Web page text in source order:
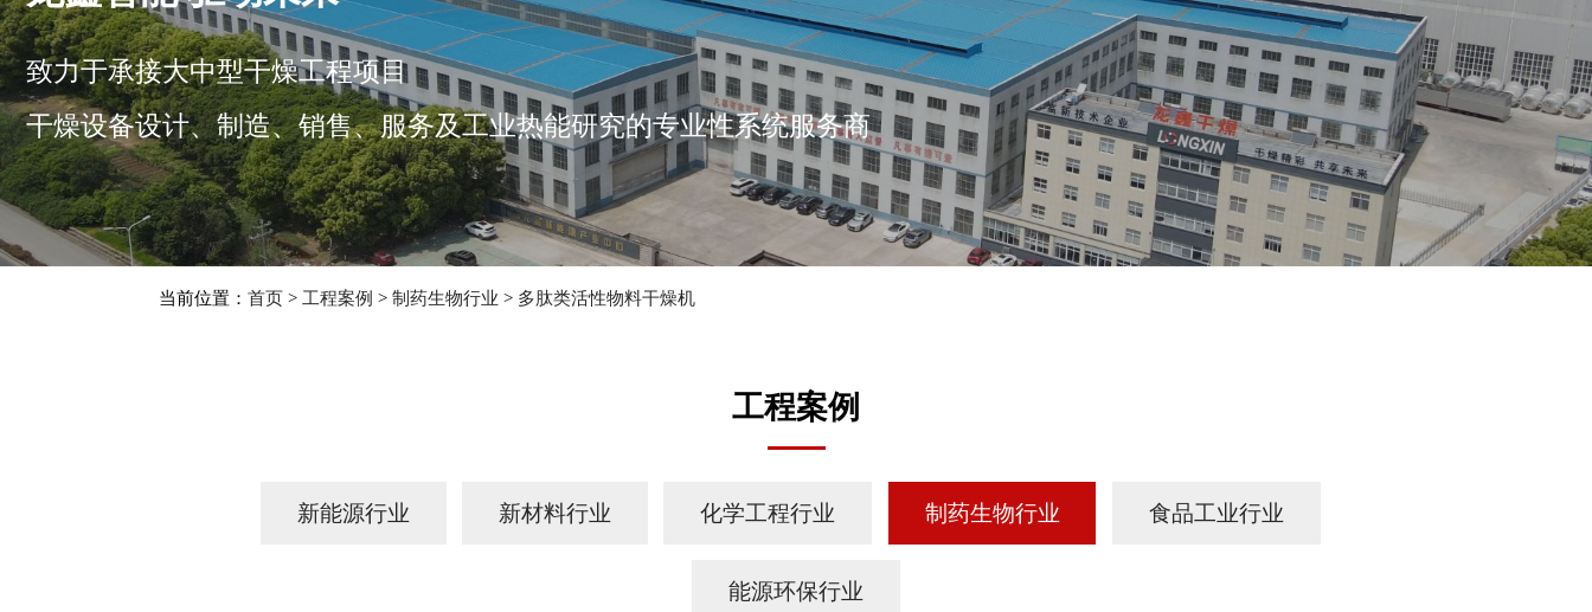
致力于承接大中型干燥工程项目
干燥设备设计、制造、销售、服务及工业热能研究的专业性系统服务商
当前位置：首页 > 工程案例 >制药生物行业 > 多肽类活性物料干燥机
工程案例
新能源行业 新材料行业 化学工程行业 制药生物行业 食品工业行业
能源环保行业